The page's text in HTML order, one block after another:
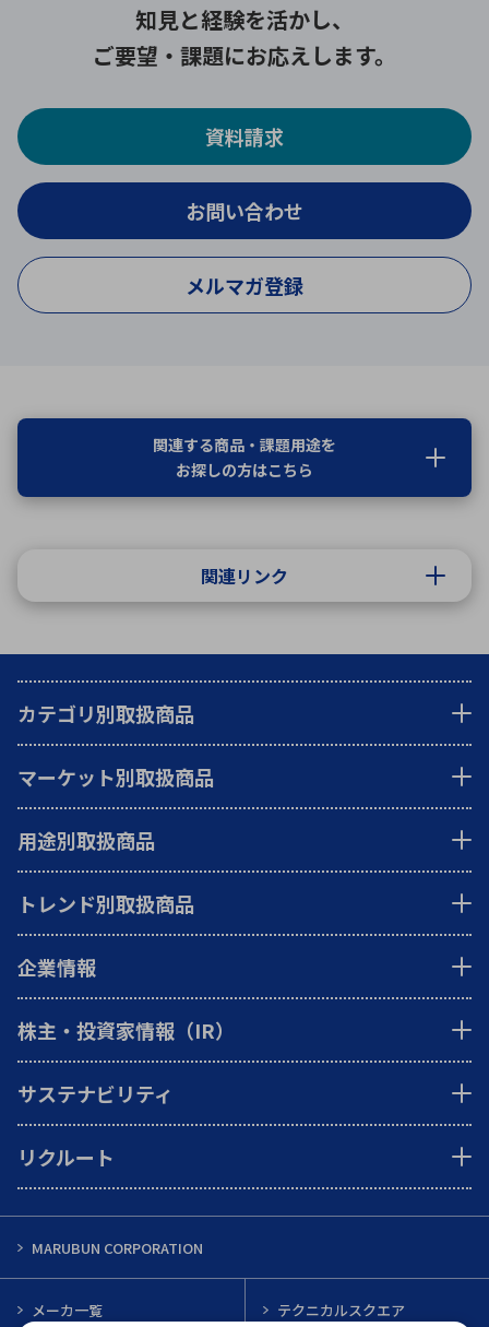
知見と経験を活かし、
ご要望・課題にお応えします。
資料請求
お問い合わせ
メルマガ登録
関連する商品・課題用途を
お探しの方はこちら
関連リンク
カテゴリ別取扱商品
マーケット別取扱商品
用途別取扱商品
トレンド別取扱商品
企業情報
株主・投資家情報（IR）
サステナビリティ
リクルート
MARUBUN CORPORATION
メーカ一覧 テクニカルスクエア